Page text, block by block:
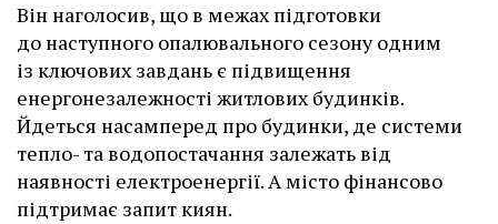
Він наголосив, що в межах підготовки
до наступного опалювального сезону одним
із ключових завдань є підвищення
енергонезалежності житлових будинків.
Йдеться насамперед про будинки, де системи
тепло- та водопостачання залежать від
наявності електроенергії. А місто фінансово
підтримає запит киян.